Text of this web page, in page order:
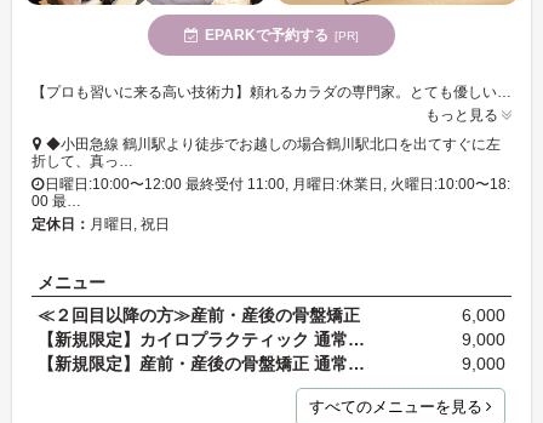
EPARKで予約する [PR]
【プロも習いに来る高い技術力】頼れるカラダの専門家。とても優しい施術で女性や初めての方も安心◎背骨・骨盤のゆがみ・自律系統を整えて、カラダの内側から美しく健康に【駅近・産前産後・お子様同伴OK♪】
もっと見る
◆小田急線 鶴川駅より徒歩でお越しの場合鶴川駅北口を出てすぐに左
折して、真っ…
日曜日:10:00〜12:00 最終受付 11:00, 月曜日:休業日, 火曜日:10:00〜18:
00 最…
定休日： 月曜日, 祝日
メニュー
≪２回目以降の方≫産前・産後の骨盤矯正
6,000
【新規限定】カイロプラクティック 通常料金9,800円
9,000
【新規限定】産前・産後の骨盤矯正 通常料金9,800円
9,000
すべてのメニューを見る